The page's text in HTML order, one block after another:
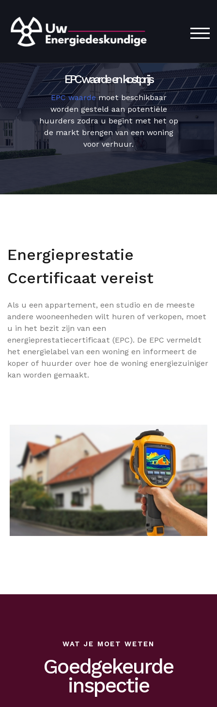
EPC waarde en kostprijs
EPC waardemoet beschikbaar
worden gesteld aan potentiële
huurders zodra u begint met het op
de markt brengen van een woning
voor verhuur.
Energieprestatie
Ccertificaat vereist
Als u een appartement, een studio en de meeste
andere wooneenheden wilt huren of verkopen, moet
u in het bezit zijn van een
energieprestatiecertificaat (EPC). De EPC vermeldt
het energielabel van een woning en informeert de
koper of huurder over hoe de woning energiezuiniger
kan worden gemaakt.
WAT JE MOET WETEN
Goedgekeurde
inspectie